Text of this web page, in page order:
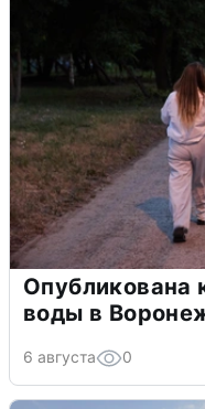
Опубликована
воды в
6 августа 0